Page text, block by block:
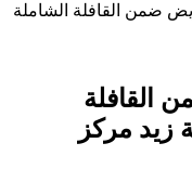
على ٨٥٠ مريض ضمن القافلة الشاملة
ضمن القافلة
زيد مركز